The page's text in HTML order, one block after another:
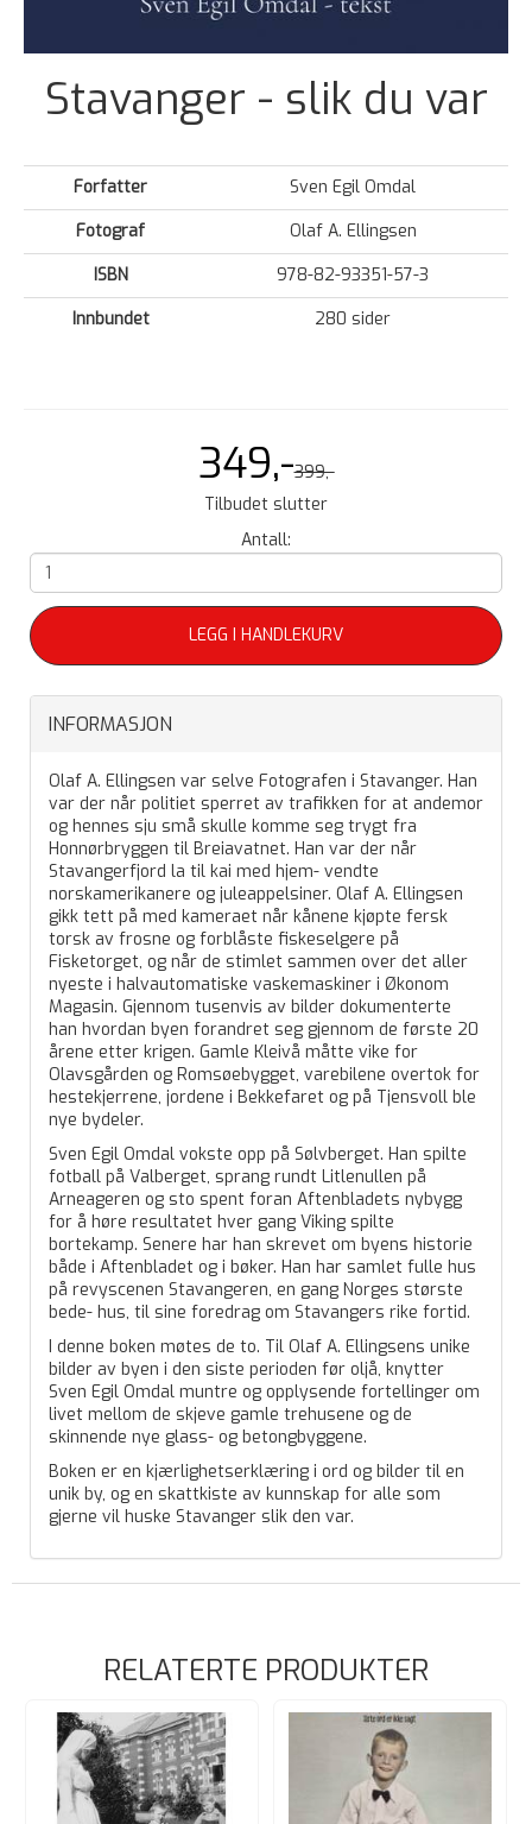
Stavanger - slik du var
Forfatter
Sven Egil Omdal
Fotograf
Olaf A. Ellingsen
ISBN
978-82-93351-57-3
Innbundet
280 sider
349,-399,-
Tilbudet slutter
Antall:
LEGG I HANDLEKURV
INFORMASJON
Olaf A. Ellingsen var selve Fotografen i Stavanger. Han
var der når politiet sperret av trafikken for at andemor
og hennes sju små skulle komme seg trygt fra
Honnørbryggen til Breiavatnet. Han var der når
Stavangerfjord la til kai med hjem- vendte
norskamerikanere og juleappelsiner. Olaf A. Ellingsen
gikk tett på med kameraet når kånene kjøpte fersk
torsk av frosne og forblåste fiskeselgere på
Fisketorget, og når de stimlet sammen over det aller
nyeste i halvautomatiske vaskemaskiner i Økonom
Magasin. Gjennom tusenvis av bilder dokumenterte
han hvordan byen forandret seg gjennom de første 20
årene etter krigen. Gamle Kleivå måtte vike for
Olavsgården og Romsøebygget, varebilene overtok for
hestekjerrene, jordene i Bekkefaret og på Tjensvoll ble
nye bydeler.
Sven Egil Omdal vokste opp på Sølvberget. Han spilte
fotball på Valberget, sprang rundt Litlenullen på
Arneageren og sto spent foran Aftenbladets nybygg
for å høre resultatet hver gang Viking spilte
bortekamp. Senere har han skrevet om byens historie
både i Aftenbladet og i bøker. Han har samlet fulle hus
på revyscenen Stavangeren, en gang Norges største
bede- hus, til sine foredrag om Stavangers rike fortid.
I denne boken møtes de to. Til Olaf A. Ellingsens unike
bilder av byen i den siste perioden før oljå, knytter
Sven Egil Omdal muntre og opplysende fortellinger om
livet mellom de skjeve gamle trehusene og de
skinnende nye glass- og betongbyggene.
Boken er en kjærlighetserklæring i ord og bilder til en
unik by, og en skattkiste av kunnskap for alle som
gjerne vil huske Stavanger slik den var.
RELATERTE PRODUKTER